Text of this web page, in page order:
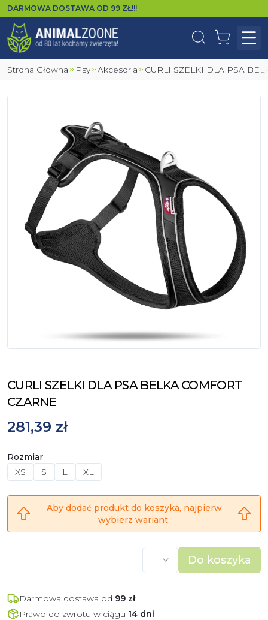
DARMOWA DOSTAWA OD 99 ZŁ!!!
WyszukajKoszyk
Strona Główna Psy Akcesoria CURLI SZELKI DLA PSA
CURLI SZELKI DLA PSA BELKA COMFORT
CZARNE
281,39 zł
Rozmiar
XS
S L XL
Aby dodać produkt do koszyka, najpierw
wybierz wariant.
Do koszyka
Darmowa dostawa od 99 zł!
Prawo do zwrotu w ciągu 14 dni